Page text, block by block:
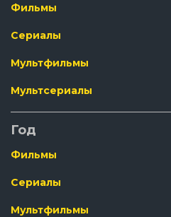
Фильмы
Сериалы
Мультфильмы
Мультсериалы
Год
Фильмы
Сериалы
Мультфильмы